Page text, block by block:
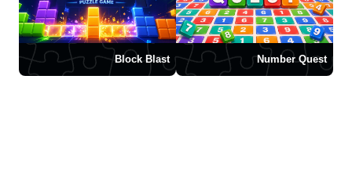
Number Quest
Block Blast